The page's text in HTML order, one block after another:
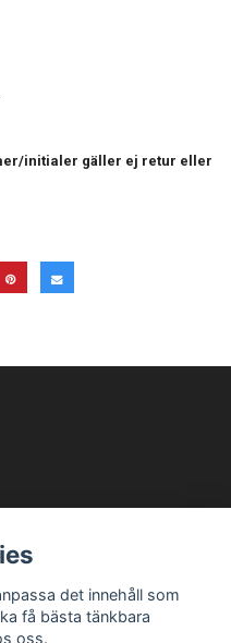
initialer gäller ej retur eller
Prenumerera
det innehåll som
få bästa tänkbara
oss.